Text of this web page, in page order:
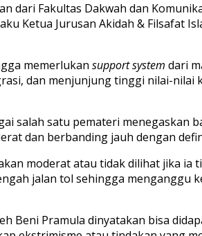
dari Fakultas Dakwah dan
Ketua Jurusan Akidah & Filsafat
memerlukan support system dari
dan menjunjung tinggi nilai-nilai
salah satu pemateri
dan berbanding jauh dengan
moderat atau tidak dilihat jika ia
jalan tol sehingga menganggu
Beni Pramula dinyatakan bisa